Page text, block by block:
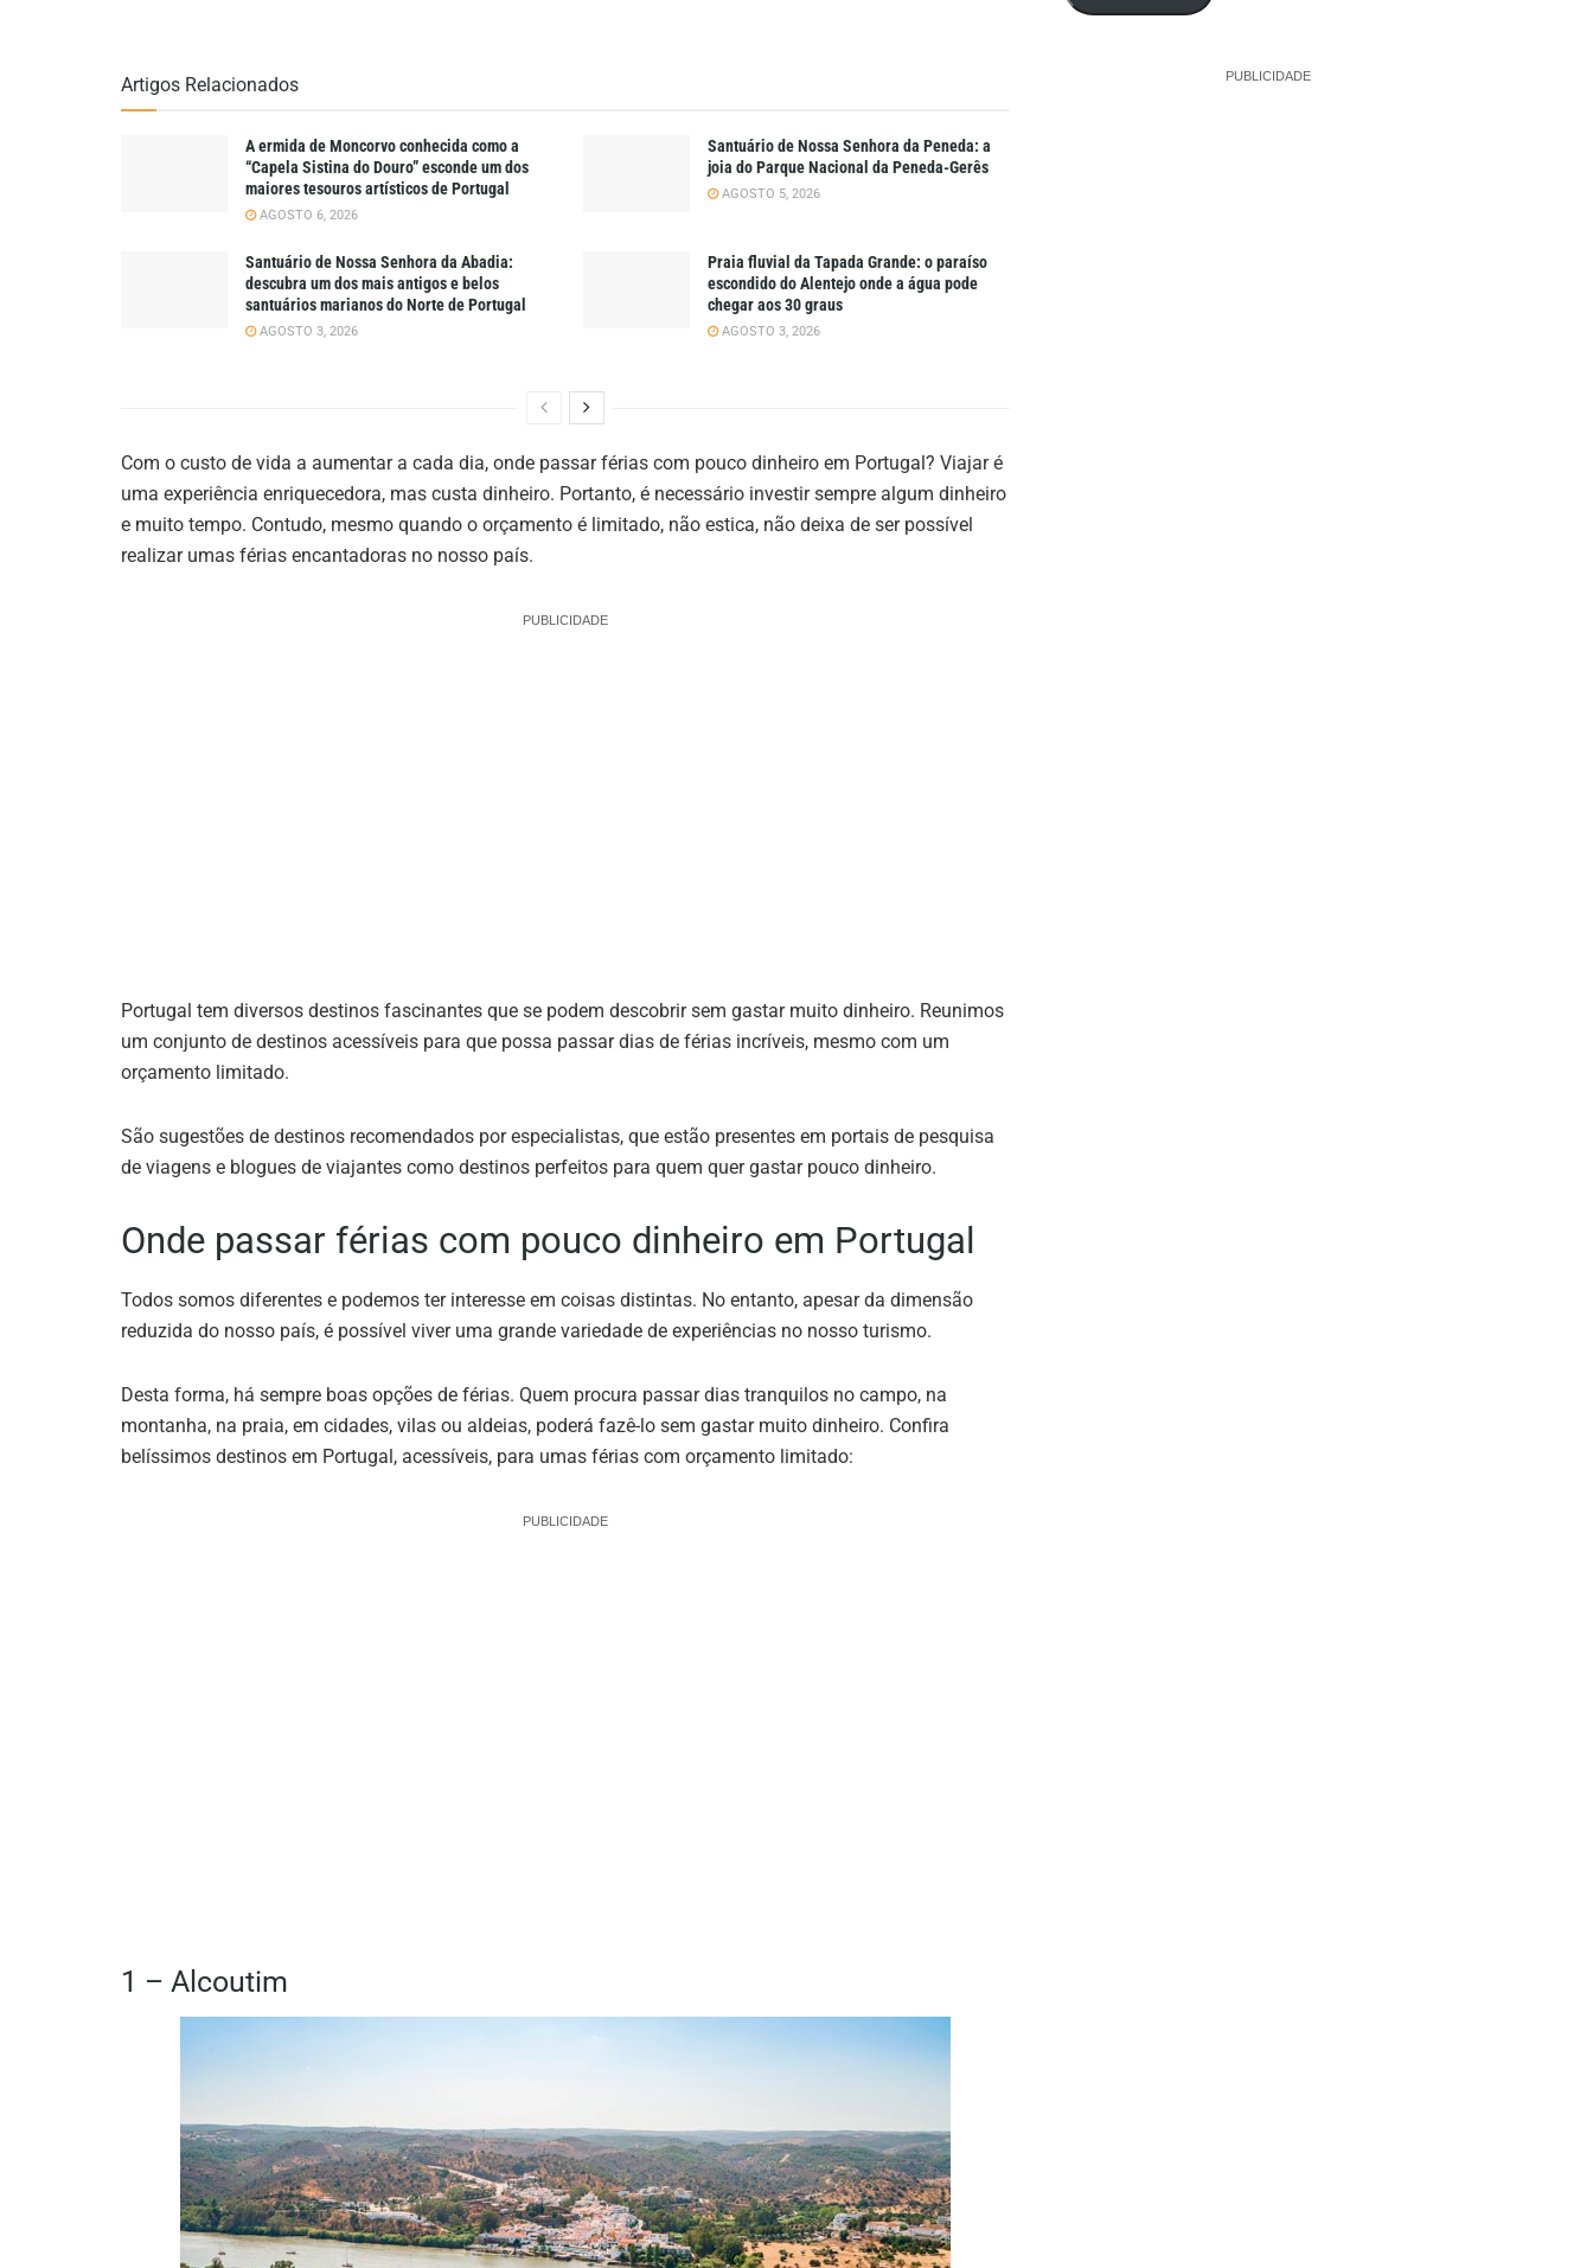
Artigos Relacionados
A ermida de Moncorvo conhecida como a
“Capela Sistina do Douro” esconde um dos
maiores tesouros artísticos de Portugal
AGOSTO 6, 2026
Santuário de Nossa Senhora da Peneda: a
joia do Parque Nacional da Peneda-Gerês
AGOSTO 5, 2026
Santuário de Nossa Senhora da Abadia:
descubra um dos mais antigos e belos
santuários marianos do Norte de Portugal
AGOSTO 3, 2026
Praia fluvial da Tapada Grande: o paraíso
escondido do Alentejo onde a água pode
chegar aos 30 graus
AGOSTO 3, 2026
Com o custo de vida a aumentar a cada dia, onde passar férias com pouco dinheiro em Portugal? Viajar é
uma experiência enriquecedora, mas custa dinheiro. Portanto, é necessário investir sempre algum dinheiro
e muito tempo. Contudo, mesmo quando o orçamento é limitado, não estica, não deixa de ser possível
realizar umas férias encantadoras no nosso país.
PUBLICIDADE
Portugal tem diversos destinos fascinantes que se podem descobrir sem gastar muito dinheiro. Reunimos
um conjunto de destinos acessíveis para que possa passar dias de férias incríveis, mesmo com um
orçamento limitado.
São sugestões de destinos recomendados por especialistas, que estão presentes em portais de pesquisa
de viagens e blogues de viajantes como destinos perfeitos para quem quer gastar pouco dinheiro.
Onde passar férias com pouco dinheiro em Portugal
Todos somos diferentes e podemos ter interesse em coisas distintas. No entanto, apesar da dimensão
reduzida do nosso país, é possível viver uma grande variedade de experiências no nosso turismo.
Desta forma, há sempre boas opções de férias. Quem procura passar dias tranquilos no campo, na
montanha, na praia, em cidades, vilas ou aldeias, poderá fazê-lo sem gastar muito dinheiro. Confira
belíssimos destinos em Portugal, acessíveis, para umas férias com orçamento limitado:
PUBLICIDADE
1 – Alcoutim
PUBLICIDADE